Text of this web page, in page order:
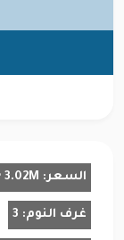
السعر: 3.02M
غرف النوم: 3